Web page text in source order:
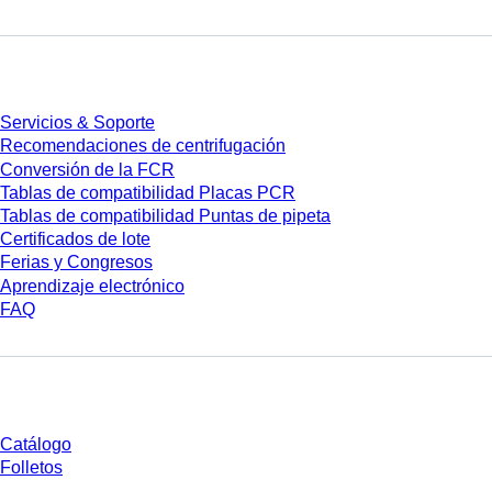
Servicios & Soporte
Recomendaciones de centrifugación
Conversión de la FCR
Tablas de compatibilidad Placas PCR
Tablas de compatibilidad Puntas de pipeta
Certificados de lote
Ferias y Congresos
Aprendizaje electrónico
FAQ
Catálogo
Folletos